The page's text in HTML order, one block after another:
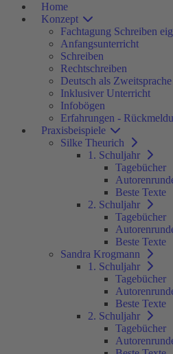
Home
Konzept
Fachtagung Schreiben
Anfangsunterricht
Schreiben
Rechtschreiben
Deutsch als
Inklusiver Unterricht
Infobögen
Erfahrungen -
Praxisbeispiele
Silke Theurich
1. Schuljahr
Tagebücher
Beste Texte
2. Schuljahr
Tagebücher
Beste Texte
Sandra Krogmann
1. Schuljahr
Tagebücher
Beste Texte
2. Schuljahr
Tagebücher